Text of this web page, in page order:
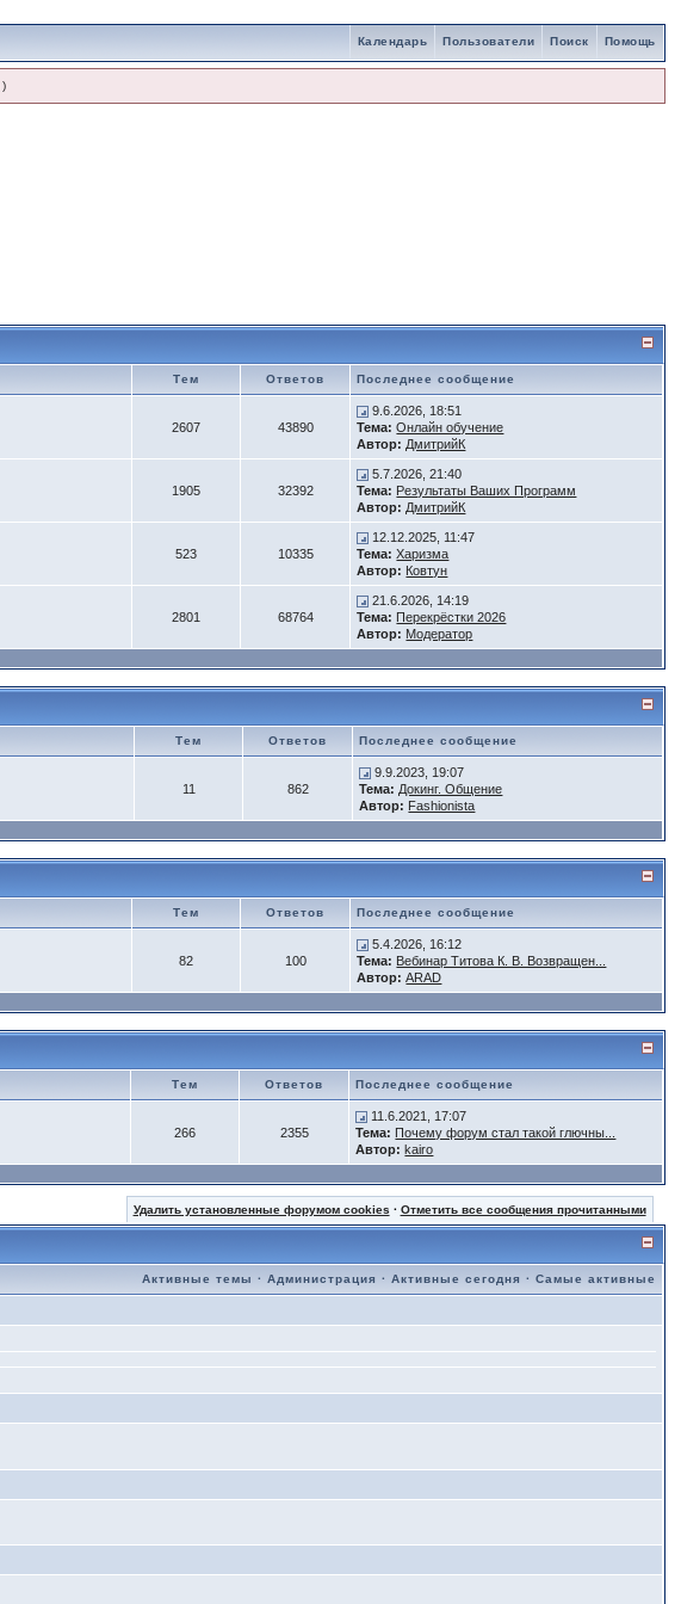
Помощь
Поиск
Пользователи
Календарь
)
Тем Ответов Последнее сообщение
2607 43890
9.6.2026, 18:51
Тема: Онлайн обучение
Автор: ДмитрийК
1905 32392
5.7.2026, 21:40
Тема: Результаты Ваших Программ
Автор: ДмитрийК
523 10335
12.12.2025, 11:47
Тема: Харизма
Автор: Ковтун
2801 68764
21.6.2026, 14:19
Тема: Перекрёстки 2026
Автор: Модератор
Тем Ответов Последнее сообщение
11 862
9.9.2023, 19:07
Тема: Докинг. Общение
Автор: Fashionista
Тем Ответов Последнее сообщение
82 100
5.4.2026, 16:12
Тема: Вебинар Титова К. В. Возвращен...
Автор: ARAD
Тем Ответов Последнее сообщение
266 2355
11.6.2021, 17:07
Тема: Почему форум стал такой глючны...
Автор: kairo
Удалить установленные форумом cookies · Отметить все сообщения прочитанными
Активные темы ·Администрация ·Активные сегодня ·Самые активные